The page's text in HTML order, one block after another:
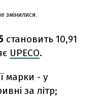
змінилися.
становить 10,91
UPECO.
марки - у
за літр;